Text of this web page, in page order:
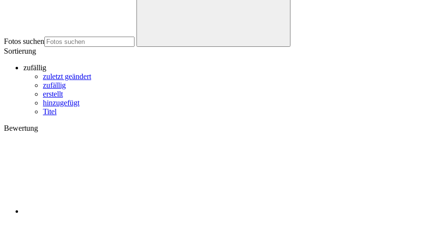
Fotos suchen
Sortierung
zufällig
zuletzt geändert
zufällig
erstellt
hinzugefügt
Titel
Bewertung